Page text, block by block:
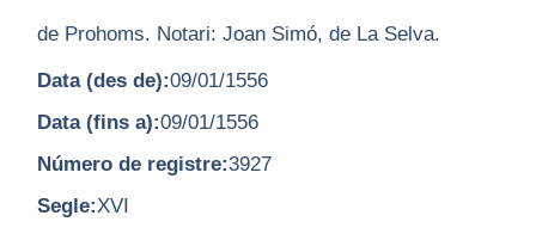
de Prohoms. Notari: Joan Simó, de La Selva.
Data (des de):09/01/1556
Data (fins a):09/01/1556
Número de registre:3927
Segle:XVI